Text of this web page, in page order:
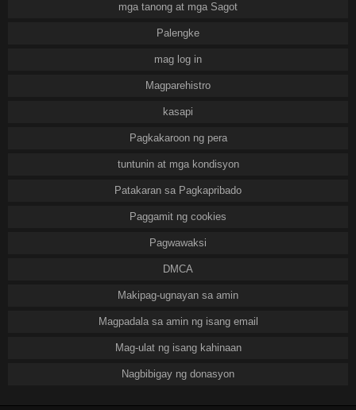
mga tanong at mga Sagot
Palengke
mag log in
Magparehistro
kasapi
Pagkakaroon ng pera
tuntunin at mga kondisyon
Patakaran sa Pagkapribado
Paggamit ng cookies
Pagwawaksi
DMCA
Makipag-ugnayan sa amin
Magpadala sa amin ng isang email
Mag-ulat ng isang kahinaan
Nagbibigay ng donasyon